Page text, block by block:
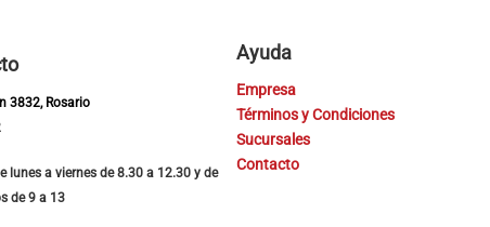
3832, Rosario
lunes a viernes de 8.30 a 12.30 y de
de 9 a 13
Ayuda
Empresa
Términos y Condiciones
Sucursales
Contacto